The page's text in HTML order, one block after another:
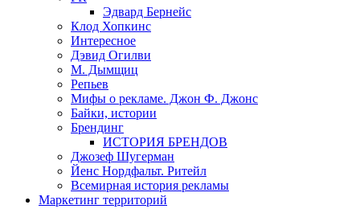
Эдвард Бернейс
Клод Хопкинс
Интересное
Дэвид Огилви
М. Дымщиц
Репьев
Мифы о рекламе. Джон Ф. Джонс
Байки, истории
Брендинг
ИСТОРИЯ БРЕНДОВ
Джозеф Шугерман
​Йенс Нордфальт. Ритейл
Всемирная история рекламы
Маркетинг территорий